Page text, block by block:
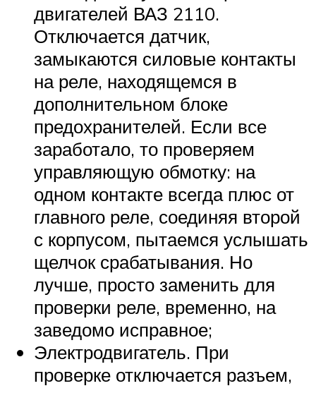
двигателей ВАЗ 2110.
Отключается датчик,
замыкаются силовые контакты
на реле, находящемся в
дополнительном блоке
предохранителей. Если все
заработало, то проверяем
управляющую обмотку: на
одном контакте всегда плюс от
главного реле, соединяя второй
с корпусом, пытаемся услышать
щелчок срабатывания. Но
лучше, просто заменить для
проверки реле, временно, на
заведомо исправное;
Электродвигатель. При
проверке отключается разъем,